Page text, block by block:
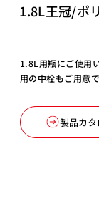
1.8L王冠/ポ
製品カタ
1.8L用瓶にご使用
用の中栓もご用意で